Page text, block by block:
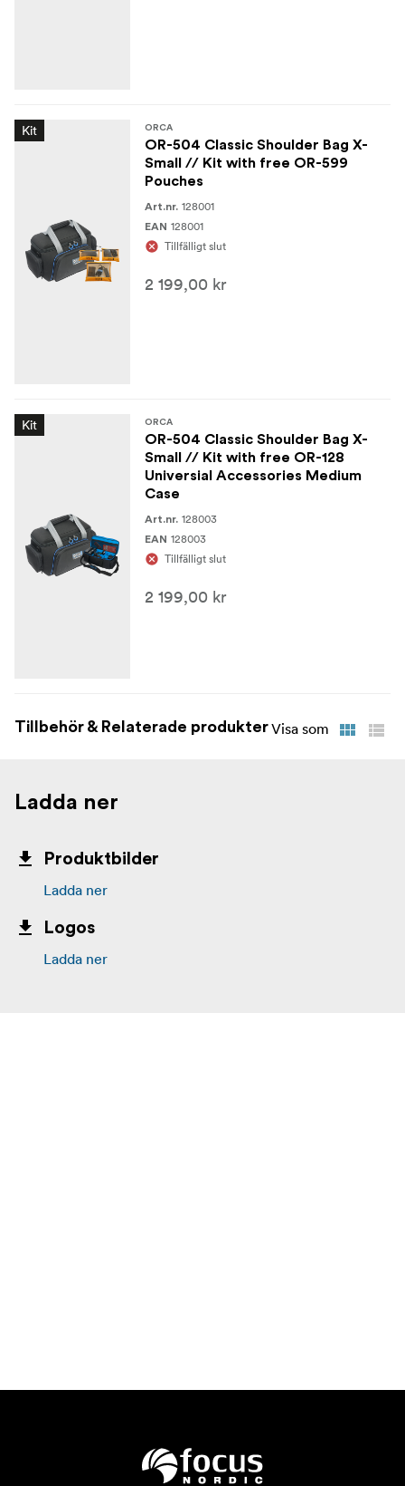
Kit ORCA
OR-504 Classic Shoulder Bag X-
Small // Kit with free OR-599
Pouches
Art.nr. 128001
EAN 128001
Tillfälligt slut
2 199,00 kr
Kit ORCA
OR-504 Classic Shoulder Bag X-
Small // Kit with free OR-128
Universial Accessories Medium
Case
Art.nr. 128003
EAN 128003
Tillfälligt slut
2 199,00 kr
Tillbehör & Relaterade produkterVisa som
Ladda ner
Produktbilder
Ladda ner
Logos
Ladda ner